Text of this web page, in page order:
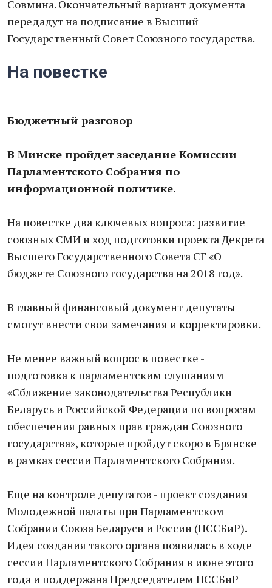
Совмина. Окончательный вариант документа
передадут на подписание в Высший
Государственный Совет Союзного государства.
На повестке
Бюджетный разговор
В Минске пройдет заседание Комиссии
Парламентского Собрания по
информационной политике.
На повестке два ключевых вопроса: развитие
союзных СМИ и ход подготовки проекта Декрета
Высшего Государственного Совета СГ «О
бюджете Союзного государства на 2018 год».
В главный финансовый документ депутаты
смогут внести свои замечания и корректировки.
Не менее важный вопрос в повестке -
подготовка к парламентским слушаниям
«Сближение законодательства Республики
Беларусь и Российской Федерации по вопросам
обеспечения равных прав граждан Союзного
государства», которые пройдут скоро в Брянске
в рамках сессии Парламентского Cобрания.
Еще на контроле депутатов - проект создания
Молодежной палаты при Парламентском
Собрании Союза Беларуси и России (ПССБиР).
Идея создания такого органа появилась в ходе
сессии Парламентского Собрания в июне этого
года и поддержана Председателем ПССБиР